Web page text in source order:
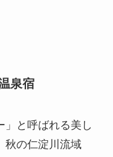
泉宿
」と呼ばれる美し
秋の仁淀川流域